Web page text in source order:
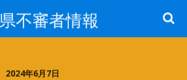
不審者情報
2024年6月7日